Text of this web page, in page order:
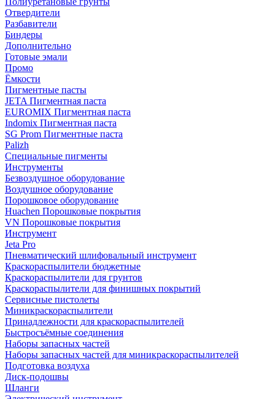
Отвердители
Разбавители
Биндеры
Дополнительно
Готовые эмали
Промо
Ёмкости
Пигментные пасты
JETA Пигментная паста
EUROMIX Пигментная паста
Indomix Пигментная паста
SG Prom Пигментные паста
Palizh
Специальные пигменты
Инструменты
Безвоздушное оборудование
Воздушное оборудование
Порошковое оборудование
Huachen Порошковые покрытия
VN Порошковые покрытия
Инструмент
Jeta Pro
Пневматический шлифовальный инструмент
Краскораспылители бюджетные
Краскораспылители для грунтов
Краскораспылители для финишных покрытий
Сервисные пистолеты
Миникраскораспылители
Принадлежности для краскораспылителей
Быстросъёмные соединения
Наборы запасных частей
Наборы запасных частей для миникраскораспылителей
Подготовка воздуха
Диск-подошвы
Шланги